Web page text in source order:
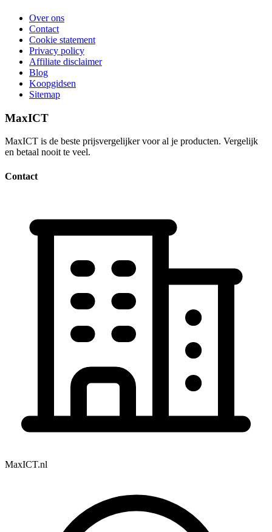
Over ons
Contact
Cookie statement
Privacy policy
Affiliate disclaimer
Blog
Koopgidsen
Sitemap
MaxICT
MaxICT is de beste prijsvergelijker voor al je producten. Vergelijk
en betaal nooit te veel.
Contact
MaxICT.nl